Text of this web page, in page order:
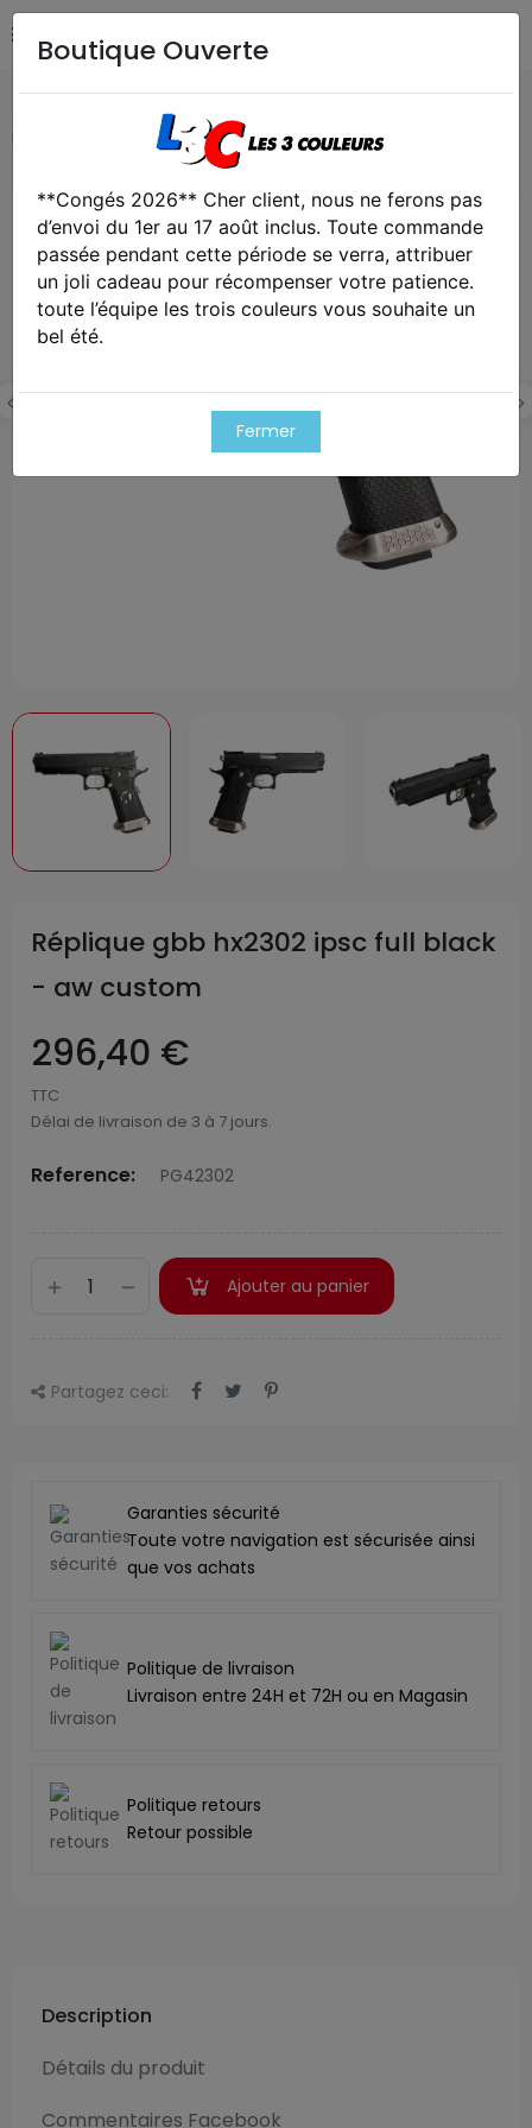
Airsoft / Paintball
Réplique gbb hx2302 ipsc full black - aw custom
Exclusivité web !
Réplique gbb hx2302 ipsc full black
- aw custom
296,40 €
TTC
Délai de livraison de 3 à 7 jours.
Reference: PG42302
Ajouter au panier
Partagez ceci:
Garanties sécurité
Toute votre navigation est sécurisée ainsi
que vos achats
Politique de livraison
Livraison entre 24H et 72H ou en Magasin
Politique retours
Retour possible
Description
Détails du produit
Commentaires Facebook
Boutique Ouverte
**Congés 2026** Cher client, nous ne ferons pas
d’envoi du 1er au 17 août inclus. Toute commande
passée pendant cette période se verra, attribuer
un joli cadeau pour récompenser votre patience.
toute l’équipe les trois couleurs vous souhaite un
bel été.
Fermer